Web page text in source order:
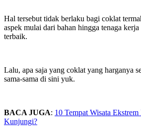
Hal tersebut tidak berlaku bagi coklat
aspek mulai dari bahan hingga tenaga
terbaik.
Lalu, apa saja yang coklat yang harganya
sama-sama di sini yuk.
BACA JUGA: 10 Tempat Wisata
Kunjungi?